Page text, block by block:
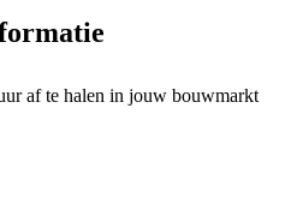
af te halen in jouw bouwmarkt